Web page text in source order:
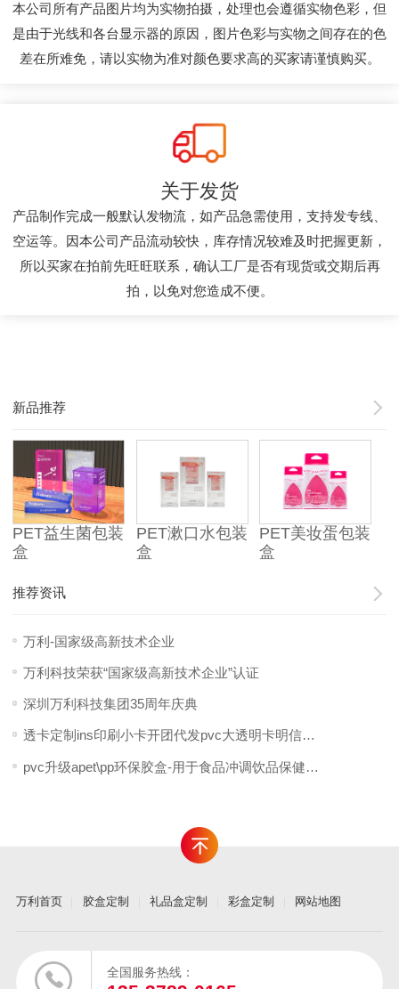
本公司所有产品图片均为实物拍摄，处理也会遵循实物色彩，但
是由于光线和各台显示器的原因，图片色彩与实物之间存在的色
差在所难免，请以实物为准对颜色要求高的买家请谨慎购买。
关于发货
产品制作完成一般默认发物流，如产品急需使用，支持发专线、
空运等。因本公司产品流动较快，库存情况较难及时把握更新，
所以买家在拍前先旺旺联系，确认工厂是否有现货或交期后再
拍，以免对您造成不便。
新品推荐
PET益生菌包装
盒
PET漱口水包装
盒
PET美妆蛋包装
盒
推荐资讯
万利-国家级高新技术企业
万利科技荣获“国家级高新技术企业”认证
深圳万利科技集团35周年庆典
透卡定制ins印刷小卡开团代发pvc大透明卡明信片方卡透明书签定做
pvc升级apet\pp环保胶盒-用于食品冲调饮品保健品化妆品包装
万利首页 胶盒定制 礼品盒定制 彩盒定制 网站地图
全国服务热线：